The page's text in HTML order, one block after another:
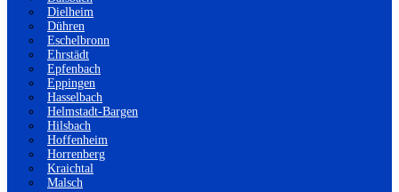
Dielheim
Dühren
Eschelbronn
Ehrstädt
Epfenbach
Eppingen
Hasselbach
Helmstadt-Bargen
Hilsbach
Hoffenheim
Horrenberg
Kraichtal
Malsch